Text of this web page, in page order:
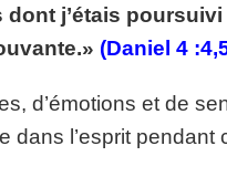
dont j’étais
(Daniel 4
d’émotions et de
dans l’esprit pendant